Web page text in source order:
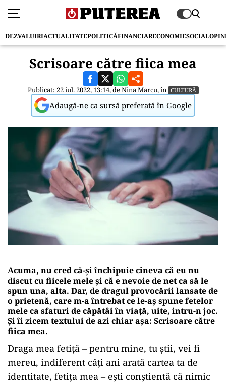
DEZVALUIRIACTUALITATEPOLITICĂFINANCIARECONOMIESOCIAL
Scrisoare către fiica mea
Publicat: 22 iul. 2022, 13:14, deNina Marcu, în CULTURĂ
Adaugă-ne ca sursă preferată în Google
Acuma, nu cred că-şi închipuie cineva că eu nu
discut cu fiicele mele şi că e nevoie de net ca să le
spun una, alta. Dar, de dragul provocării lansate de
o prietenă, care m-a întrebat ce le-aș spune fetelor
mele ca sfaturi de căpătâi în viață, uite, intru-n joc.
Şi îi zicem textului de azi chiar aşa: Scrisoare către
fiica mea.
Draga mea fetiţă – pentru mine, tu ştii, vei fi
mereu, indiferent câţi ani arată cartea ta de
identitate, fetiţa mea – eşti conştientă că nimic